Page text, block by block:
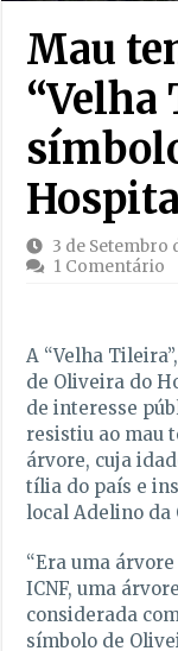
Mau
“Velha
3 de Setembro
1 Comentário
A “Velha
de Oliveira do
de interesse
resistiu ao mau
árvore, cuja
tília do país e
local Adelino da
“Era uma
ICNF, uma
considerada
símbolo de